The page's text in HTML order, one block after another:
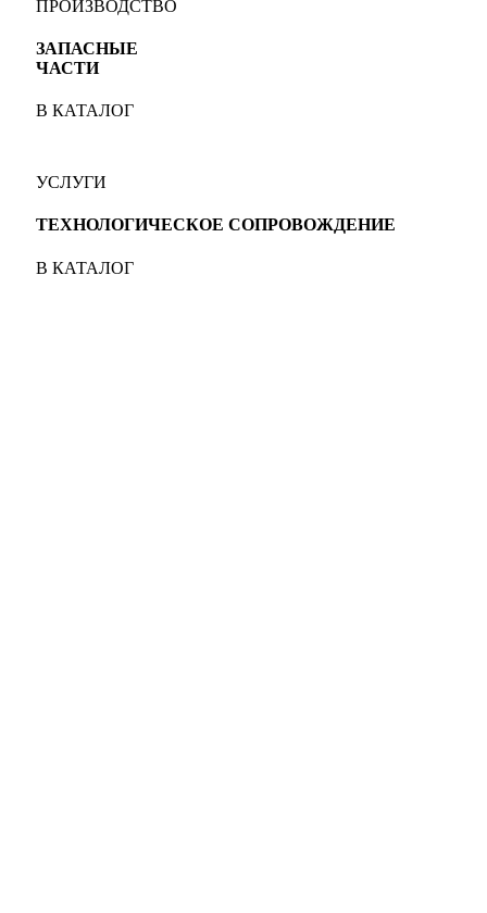
ПРОИЗВОДСТВО
ЗАПАСНЫЕ
ЧАСТИ
В КАТАЛОГ
УСЛУГИ
ТЕХНОЛОГИЧЕСКОЕ СОПРОВОЖДЕНИЕ
В КАТАЛОГ